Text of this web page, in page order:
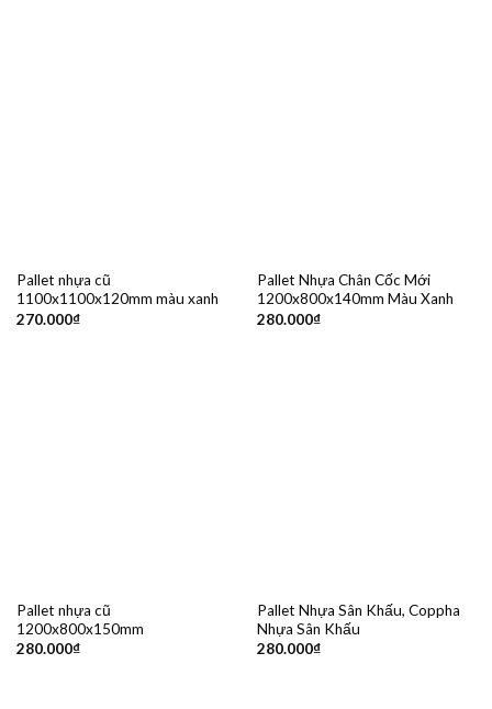
Pallet nhựa cũ
1100x1100x120mm màu xanh
270.000₫
Pallet Nhựa Chân Cốc Mới
1200x800x140mm Màu Xanh
280.000₫
Pallet nhựa cũ
1200x800x150mm
280.000₫
Pallet Nhựa Sân Khấu, Coppha
Nhựa Sân Khấu
280.000₫